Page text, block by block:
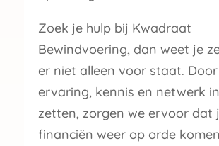
Zoek je hulp bij Kwadraat
Bewindvoering, dan weet je
er niet alleen voor staat.
ervaring, kennis en netwerk
zetten, zorgen we ervoor dat
financiën weer op orde